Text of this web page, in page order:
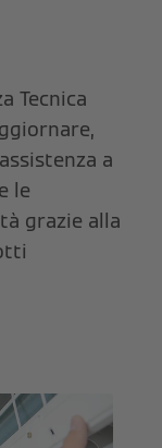
Tecnica
a
le
grazie alla